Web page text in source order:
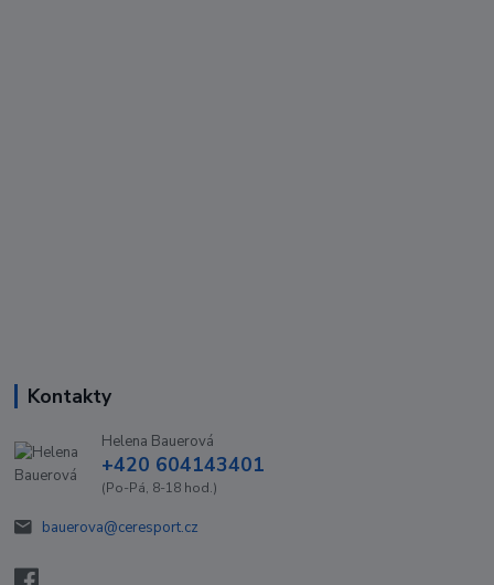
Kontakty
Helena Bauerová
+420 604143401
(Po-Pá, 8-18 hod.)
bauerova@ceresport.cz